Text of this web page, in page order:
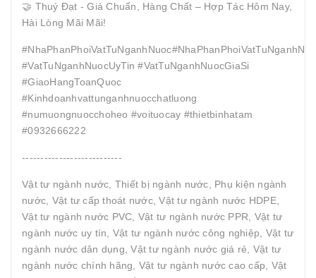
🤝 Thuý Đạt - Giá Chuẩn, Hàng Chất – Hợp Tác Hôm Nay,
Hài Lòng Mãi Mãi!
#VatTuNganhNuocUyTin #VatTuNganhNuocGiaSi
#GiaoHangToanQuoc
#Kinhdoanhvattunganhnuocchatluong
#numuongnuocchoheo #voituocay #thietbinhatam
#0932666222
---------------------------
Vật tư ngành nước, Thiết bị ngành nước, Phụ kiện ngành
nước, Vật tư cấp thoát nước, Vật tư ngành nước HDPE,
Vật tư ngành nước PVC, Vật tư ngành nước PPR, Vật tư
ngành nước uy tín, Vật tư ngành nước công nghiệp, Vật tư
ngành nước dân dụng, Vật tư ngành nước giá rẻ, Vật tư
ngành nước chính hãng, Vật tư ngành nước cao cấp, Vật